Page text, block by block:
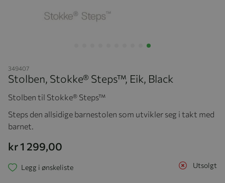
349407
Stolben, Stokke® Steps™, Eik, Black
Stolben til Stokke® Steps™
Steps den allsidige barnestolen som utvikler seg i takt med
barnet.
kr 1 299,00
Utsolgt
Legg i ønskeliste